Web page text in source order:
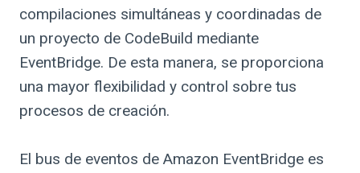
compilaciones simultáneas y coordinadas de
un proyecto de CodeBuild mediante
EventBridge. De esta manera, se proporciona
una mayor flexibilidad y control sobre tus
procesos de creación.
El bus de eventos de Amazon EventBridge es